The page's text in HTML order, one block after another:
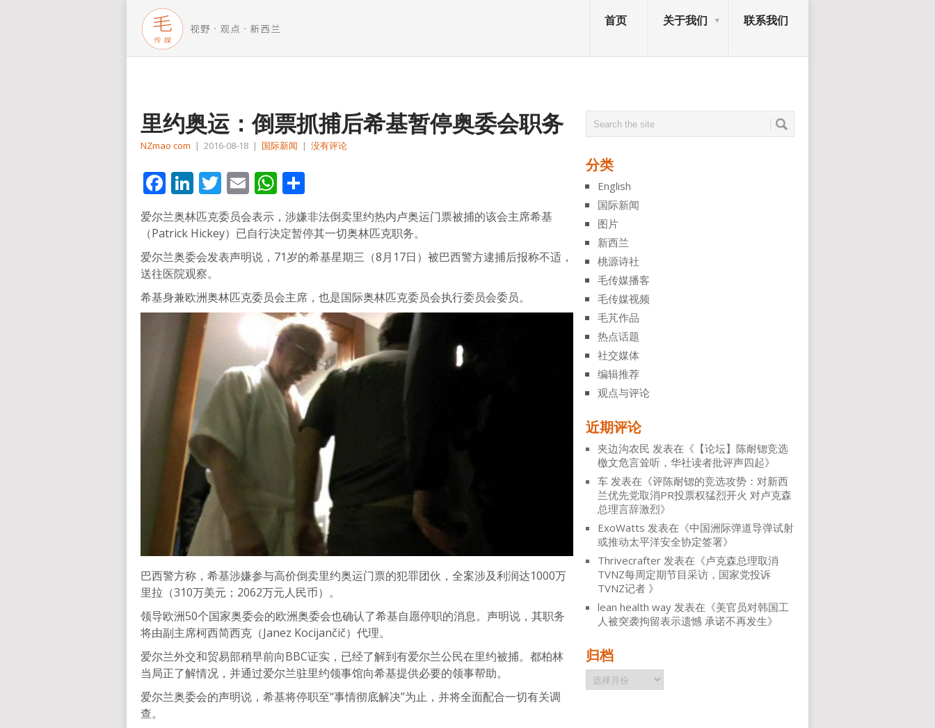
首页 关于我们 联系我们
里约奥运：倒票抓捕后希基暂停奥委会职务
NZmao com | 2016-08-18 | 国际新闻 | 没有评论
Facebook
LinkedIn
Twitter
EmailWhatsApp
享
爱尔兰奥林匹克委员会表示，涉嫌非法倒卖里约热内卢奥运门票被捕的该会主席希基
（Patrick Hickey）已自行决定暂停其一切奥林匹克职务。
爱尔兰奥委会发表声明说，71岁的希基星期三（8月17日）被巴西警方逮捕后报称不适，
送往医院观察。
希基身兼欧洲奥林匹克委员会主席，也是国际奥林匹克委员会执行委员会委员。
巴西警方称，希基涉嫌参与高价倒卖里约奥运门票的犯罪团伙，全案涉及利润达1000万
里拉（310万美元；2062万元人民币）。
领导欧洲50个国家奥委会的欧洲奥委会也确认了希基自愿停职的消息。声明说，其职务
将由副主席柯西简西克（Janez Kocijančič）代理。
爱尔兰外交和贸易部稍早前向BBC证实，已经了解到有爱尔兰公民在里约被捕。都柏林
当局正了解情况，并通过爱尔兰驻里约领事馆向希基提供必要的领事帮助。
爱尔兰奥委会的声明说，希基将停职至“事情彻底解决”为止，并将全面配合一切有关调
查。
分类
English
国际新闻
图片
新西兰
桃源诗社
毛传媒播客
毛传媒视频
毛芃作品
热点话题
社交媒体
编辑推荐
观点与评论
近期评论
夹边沟农民 发表在《 【论坛】陈耐锶竞选
檄文危言耸听，华社读者批评声四起》
车 发表在《评陈耐锶的竞选攻势：对新西
兰优先党取消PR投票权猛烈开火 对卢克森
总理言辞激烈》
ExoWatts 发表在《中国洲际弹道导弹试射
或推动太平洋安全协定签署》
Thrivecrafter 发表在《卢克森总理取消
TVNZ每周定期节目采访，国家党投诉
TVNZ记者 》
lean health way 发表在《美官员对韩国工
人被突袭拘留表示遗憾 承诺不再发生》
归档
归
档